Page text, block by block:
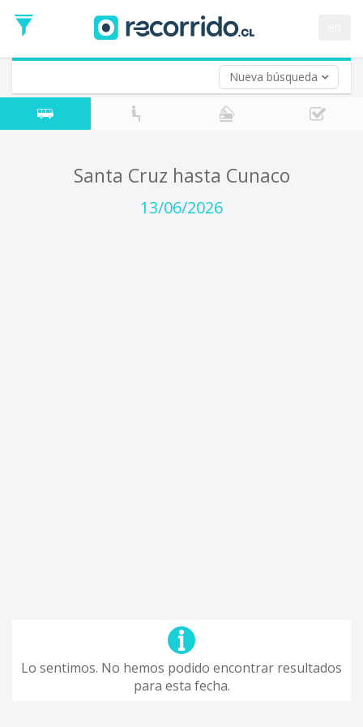
Nueva búsqueda
de
Ida
Vuelta (opcional)
Fecha
de
Santa Cruz hasta Cunaco
13/06/2026
Lo sentimos. No hemos podido encontrar resultados
para esta fecha.